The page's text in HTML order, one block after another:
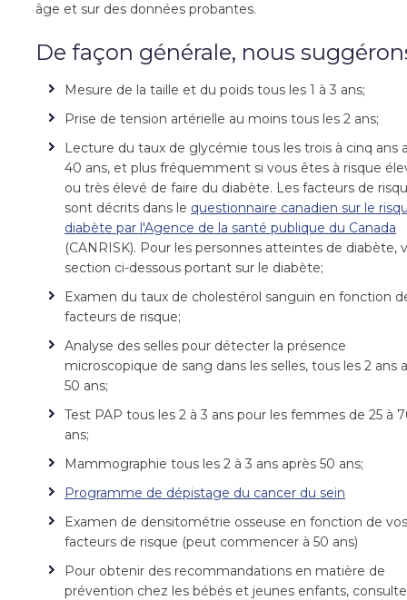
âge et sur des données probantes.
De façon générale, nous
Mesure de la taille et du poids tous les 1 à 3 ans;
Prise de tension artérielle au moins tous les 2 ans;
Lecture du taux de glycémie tous les trois à cinq ans
40 ans, et plus fréquemment si vous êtes à risque
ou très élevé de faire du diabète. Les facteurs de
sont décrits dans le questionnaire canadien sur le
diabète par l'Agence de la santé publique du Canada
(CANRISK). Pour les personnes atteintes de diabète,
section ci-dessous portant sur le diabète;
Examen du taux de cholestérol sanguin en fonction
facteurs de risque;
Analyse des selles pour détecter la présence
microscopique de sang dans les selles, tous les 2 ans
50 ans;
Test PAP tous les 2 à 3 ans pour les femmes de 25 à
ans;
Mammographie tous les 2 à 3 ans après 50 ans;
Programme de dépistage du cancer du sein
Examen de densitométrie osseuse en fonction de vos
facteurs de risque (peut commencer à 50 ans)
Pour obtenir des recommandations en matière de
prévention chez les bébés et jeunes enfants,